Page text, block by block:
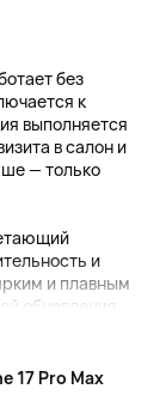
без
к
выполняется
в салон и
— только
и
и плавным
обновления...
17 Pro Max